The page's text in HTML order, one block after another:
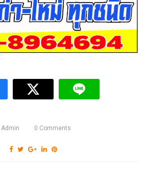
Admin 0 Comments